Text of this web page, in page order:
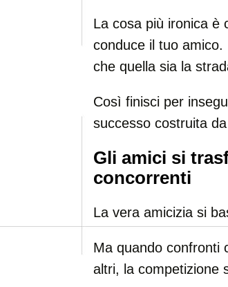
La cosa più ironica è
conduce il tuo
che quella sia la
Così finisci per
successo costruita
Gli amici si
concorrenti
La vera amicizia si
Ma quando confronti
altri, la competizione